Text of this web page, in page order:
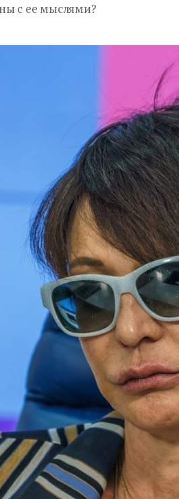
с ее мыслями?